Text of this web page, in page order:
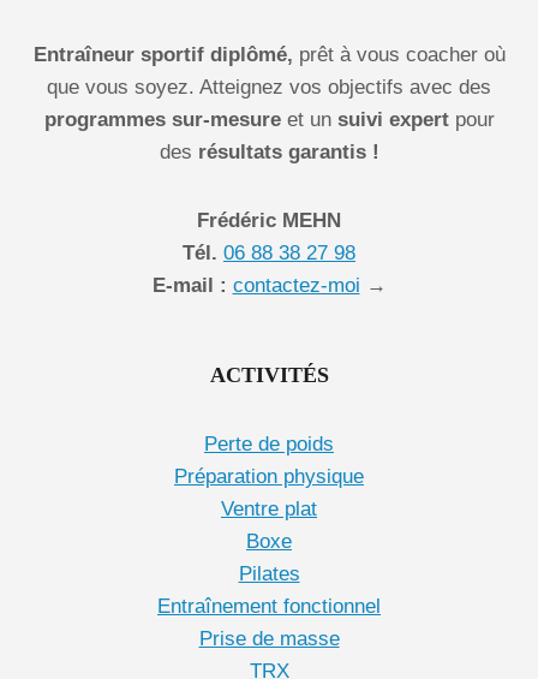
Entraîneur sportif diplômé, prêt à vous coacher où
que vous soyez. Atteignez vos objectifs avec des
programmes sur-mesureet un suivi expertpour
des résultats garantis !
Frédéric MEHN
Tél. 06 88 38 27 98
E-mail : contactez-moi →
ACTIVITÉS
Perte de poids
Préparation physique
Ventre plat
Boxe
Pilates
Entraînement fonctionnel
Prise de masse
TRX